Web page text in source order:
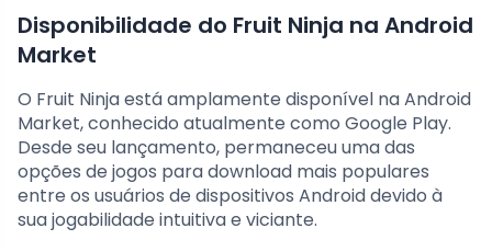
Disponibilidade do Fruit Ninja na Android
Market
O Fruit Ninja está amplamente disponível na Android
Market, conhecido atualmente como Google Play.
Desde seu lançamento, permaneceu uma das
opções de jogos para download mais populares
entre os usuários de dispositivos Android devido à
sua jogabilidade intuitiva e viciante.